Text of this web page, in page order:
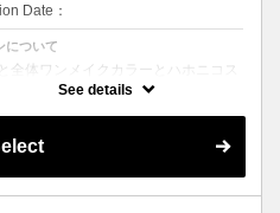
Date：
について
全体ワンメイクカラーとハホニコス
トリートメントのオススメメニュー
ンや髪の状態によってお薬を塗り分
シャンプー、ブロー込み。ロング料
See details